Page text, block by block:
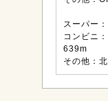
スーパー
コンビニ
639m
その他：